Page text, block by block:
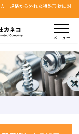
ー規格から外れた特殊形状に対
メニュー
コストダウン！